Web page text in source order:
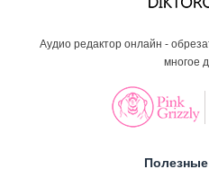
Аудио редактор онлайн -
многое